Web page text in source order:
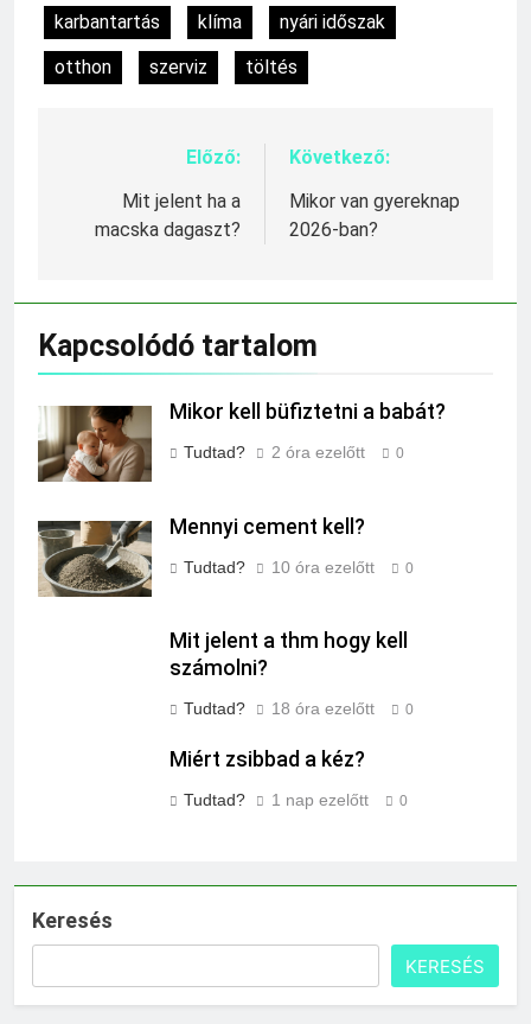
karbantartás
klíma
nyári időszak
otthon
szerviz töltés
Bejegyzés
navigáció
Előző:
Mit jelent ha a
macska dagaszt?
Következő:
Mikor van gyereknap
2026-ban?
Kapcsolódó tartalom
Mikor kell büfiztetni a babát?
Tudtad? 2 óra ezelőtt 0
Mennyi cement kell?
Tudtad? 10 óra ezelőtt 0
Mit jelent a thm hogy kell
számolni?
Tudtad? 18 óra ezelőtt 0
Miért zsibbad a kéz?
Tudtad? 1 nap ezelőtt 0
Keresés
KERESÉS